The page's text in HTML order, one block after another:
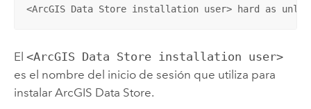
<ArcGIS Data Store installation user> hard as
El <ArcGIS Data Store installation user>
es el nombre del inicio de sesión que utiliza para
instalar ArcGIS Data Store.